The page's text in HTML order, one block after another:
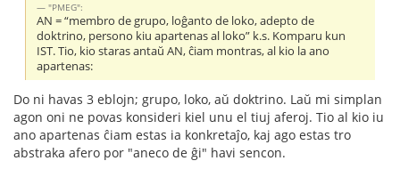
"PMEG":
AN = “membro de grupo, loĝanto de loko, adepto de
doktrino, persono kiu apartenas al loko” k.s. Komparu kun
IST. Tio, kio staras antaŭ AN, ĉiam montras, al kio la ano
apartenas:
Do ni havas 3 eblojn; grupo, loko, aŭ doktrino. Laŭ mi simplan
agon oni ne povas konsideri kiel unu el tiuj aferoj. Tio al kio iu
ano apartenas ĉiam estas ia konkretaĵo, kaj ago estas tro
abstraka afero por "aneco de ĝi" havi sencon.